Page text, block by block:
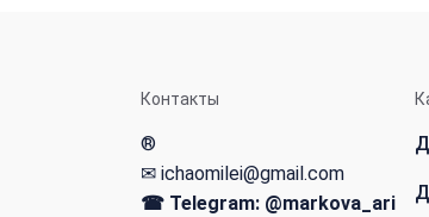
Контакты
®
✉ ichaomilei@gmail.com
☎ Telegram: @markova_ari